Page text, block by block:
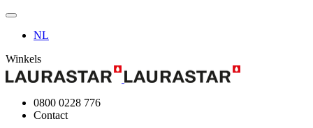
NL
Winkels
0800 0228 776
Contact